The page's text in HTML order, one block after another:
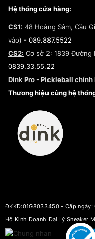
Giày Peak
Chính sách đổi trả/Hoàn tiền
Chính sách bảo hành
Chính sách thanh toán
Điều khoản dịch vụ
Chính sách bảo mật
Kiểm tra tình trạng đơn hàng
Tuyển dụng
Câu chuyện về SNEAKER
Cam kết mua sắm
Hệ thống cửa hàng:
CS1: 48 Hoàng Sâm, Cầu
vào) - 089.887.5522
CS2: Cơ sở 2: 1839 Đường
0839.33.55.22
Dink Pro - Pickleball chính
Thương hiệu cùng hệ
ĐKKD:01G8033450 - Cấp
Hộ Kinh Doanh Đại Lý Sneaker